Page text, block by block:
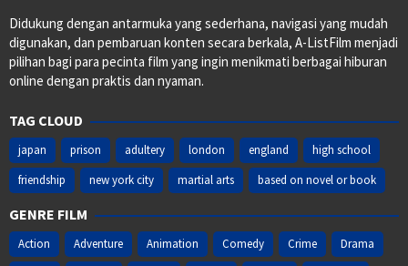
Didukung dengan antarmuka yang sederhana, navigasi yang mudah
digunakan, dan pembaruan konten secara berkala, A-ListFilm menjadi
pilihan bagi para pecinta film yang ingin menikmati berbagai hiburan
online dengan praktis dan nyaman.
TAG CLOUD
japan prison adultery london england
high school
friendship
new york city martial arts based on novel or book
GENRE FILM
Action Adventure Animation Comedy Crime
Drama